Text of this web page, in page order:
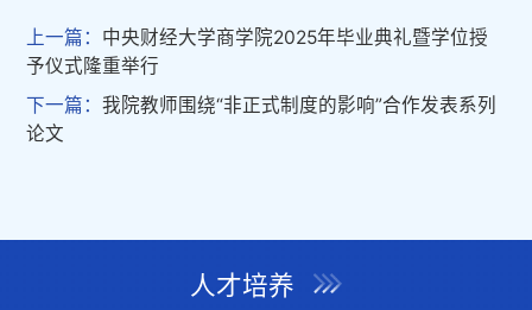
上一篇： 中央财经大学商学院2025年毕业典礼暨学位授
予仪式隆重举行
下一篇：我院教师围绕“非正式制度的影响”合作发表系列
论文
人才培养